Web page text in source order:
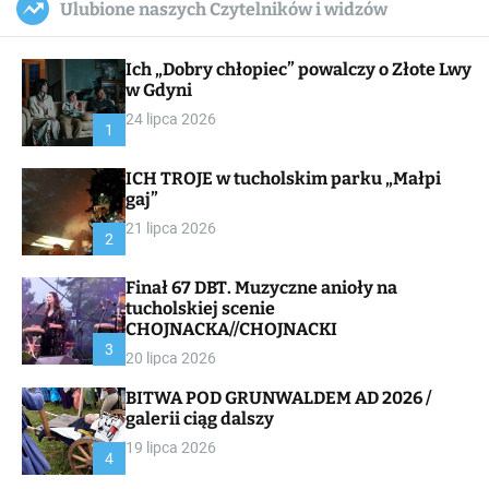
c
a
a
s
W
i
e
l
c
Ulubione naszych Czytelników i widzów
1
Ich „Dobry chłopiec” powalczy o Złote Lwy
w Gdyni
24 lipca 2026
2
ICH TROJE w tucholskim parku „Małpi
gaj”
21 lipca 2026
3
Finał 67 DBT. Muzyczne anioły na
tucholskiej scenie
CHOJNACKA//CHOJNACKI
20 lipca 2026
4
BITWA POD GRUNWALDEM AD 2026 /
galerii ciąg dalszy
19 lipca 2026